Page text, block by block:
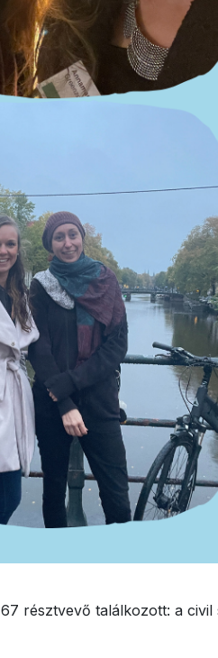
résztvevő találkozott: a